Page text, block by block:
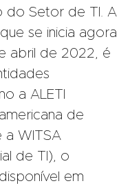
do Setor de TI. A
se inicia agora
abril de 2022, é
a ALETI
de
a WITSA
de TI), o
em